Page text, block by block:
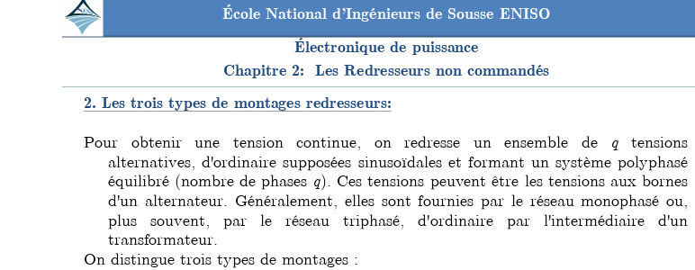
2. Les trois types de montages redresseurs:
Pour obtenir une tension continue, on redresse un ensemble de q
tensions
alternatives, d'ordinaire supposées sinusoïdales et formant un système polyphasé
équilibré (nombre de phases q). Ces tensions peuvent être les tensions aux bornes
d'un alternateur. Généralement, elles sont fournies par le réseau monophasé ou,
plus souvent, par le réseau triphasé, d'ordinaire par l'intermédiaire d'un
transformateur.
On distingue trois types de montages :
École National d’Ingénieurs de Sousse ENISO
Électronique de puissance
Chapitre 2:  Les Redresseurs non commandés